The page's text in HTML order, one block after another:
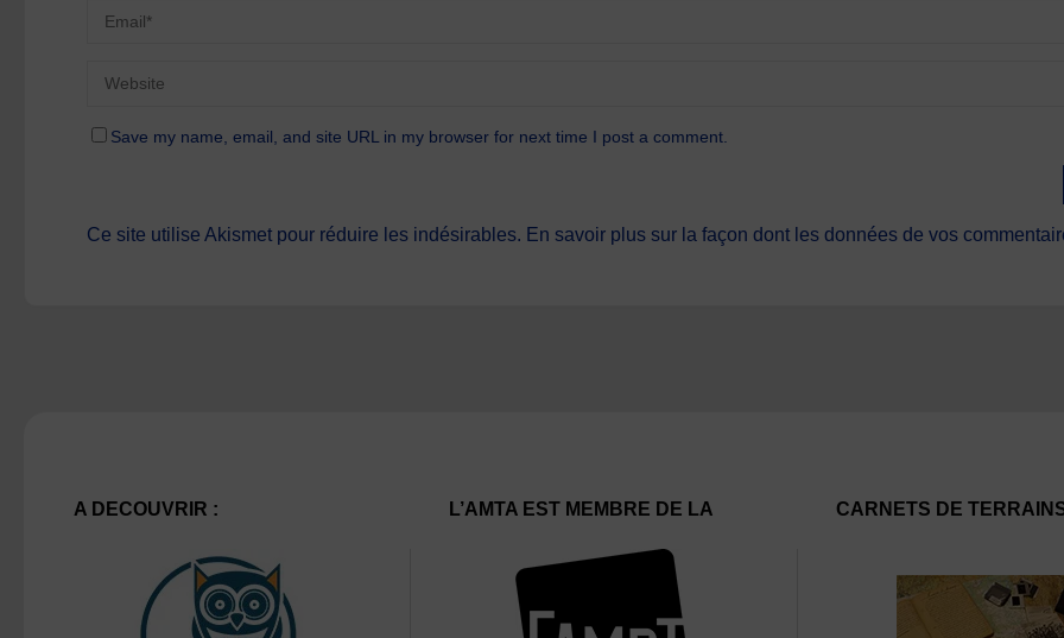
Save my name, email, and site URL in my browser for next time I post a comment.
Ce site utilise Akismet pour réduire les indésirables. En savoir plus sur la façon dont les données de vos
A DECOUVRIR : L’AMTA EST MEMBRE DE LA CARNETS DE